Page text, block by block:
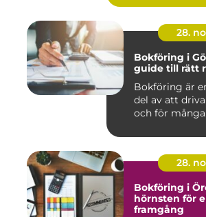
28.
Bokföring i
guide till rätt
Bokföring är
del av att
och för
28.
Bokföring i
hörnsten för
framgång